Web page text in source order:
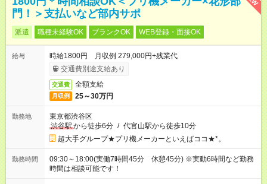
門！＞支払いなど部内サポ
派遣 職種未経験OK ブランクOK WEB登録・面接OK
給与
時給1800円 月収例 279,000円+残業代
交通費別途支給あり
交通費 全額支給
月収例 25～30万円
勤務地
東京都渋谷区
渋谷駅から徒歩6分 / 代官山駅から徒歩10分
超大手グループ★プリ機メーカーといえばココ★*。
勤務時間
09:30～18:00(実働7時間45分 休憩45分) ※実動6時間など勤務
時間は相談可能です！